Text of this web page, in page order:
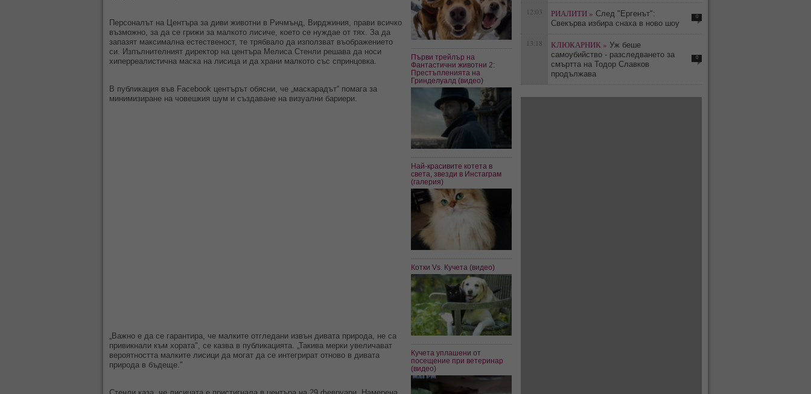
Персоналът на Центъра за диви животни в Ричмънд, Вирджиния, прави всичко
възможно, за да се грижи за малкото лисиче, което се нуждае от тях. За да
запазят максимална естественост, те трябвало да използват въображението
си. Изпълнителният директор на центъра Мелиса Стенли решава да носи
хиперреалистична маска на лисица и да храни малкото със спринцовка.
В публикация във Facebook центърът обясни, че „маскарадът“ помага за
минимизиране на човешкия шум и създаване на визуални бариери.
„Важно е да се гарантира, че малките отгледани извън дивата природа, не са
привикнали към хората", се казва в публикацията. „Такива мерки увеличават
вероятността малките лисици да могат да се интегрират отново в дивата
природа в бъдеще."
Първи трейлър на
Фантастични животни 2:
Престъпленията на
Гринделуалд (видео)
Най-красивите котета в
света, звезди в Инстаграм
(галерия)
Котки Vs. Кучета (видео)
Кучета уплашени от
посещение при ветеринар
(видео)
12:03 РИАЛИТИ » След "Ергенът":
Свекърва избира снаха в ново шоу
0
13:18 КЛЮКАРНИК » Уж беше
самоубийство - разследването за
смъртта на Тодор Славков
продължава
0